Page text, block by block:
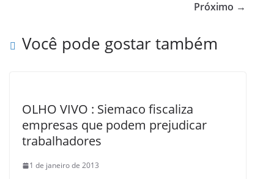
o
Próximo →
Você pode gostar também
OLHO VIVO : Siemaco fiscaliza
empresas que podem prejudicar
trabalhadores
1 de janeiro de 2013